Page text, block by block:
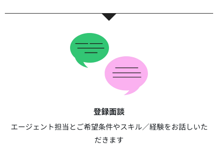
登録面談​​
エージェント担当とご希望条件やスキル／経験をお話しいた
だきます​